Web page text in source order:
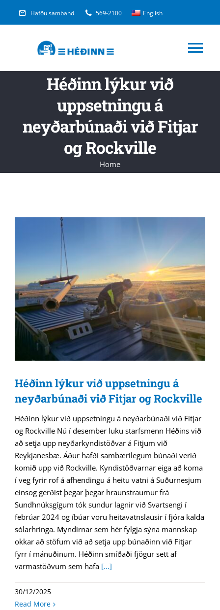
Hafðu samband 569-2100 English
Iðnaðarþjónusta
Um okkur
Héðinn lýkur við
uppsetningu á
neyðarbúnaði við Fitjar
og Rockville
Home
Héðinn lýkur við uppsetningu á
neyðarbúnaði við Fitjar og Rockville
Héðinn lýkur við uppsetningu á neyðarbúnaði við Fitjar
og Rockville Nú í desember luku starfsmenn Héðins við
að setja upp neyðarkyndistöðvar á Fitjum við
Reykjanesbæ. Áður hafði sambærilegum búnaði verið
komið upp við Rockville. Kyndistöðvarnar eiga að koma
í veg fyrir rof á afhendingu á heitu vatni á Suðurnesjum
einsog gerðist þegar þegar hraunstraumur frá
Sundhnúksgígum tók sundur lagnir við Svartsengi í
febrúar 2024 og íbúar voru heitavatnslausir í fjóra kalda
sólarhringa. Myndirnar sem hér fylgja sýna mannskap
okkar að stöfum við að setja upp búnaðinn við Fitjar
fyrr í mánuðinum. Héðinn smíðaði fjögur sett af
varmastöðvum sem hafa [...]
30/12/2025
Read More